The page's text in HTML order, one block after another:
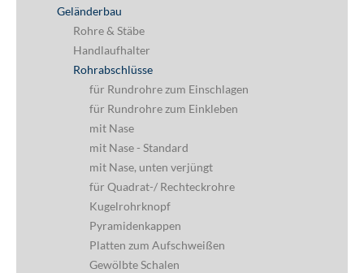
Geländerbau
Rohre & Stäbe
Handlaufhalter
Rohrabschlüsse
für Rundrohre zum Einschlagen
für Rundrohre zum Einkleben
mit Nase
mit Nase - Standard
mit Nase, unten verjüngt
für Quadrat-/ Rechteckrohre
Kugelrohrknopf
Pyramidenkappen
Platten zum Aufschweißen
Gewölbte Schalen